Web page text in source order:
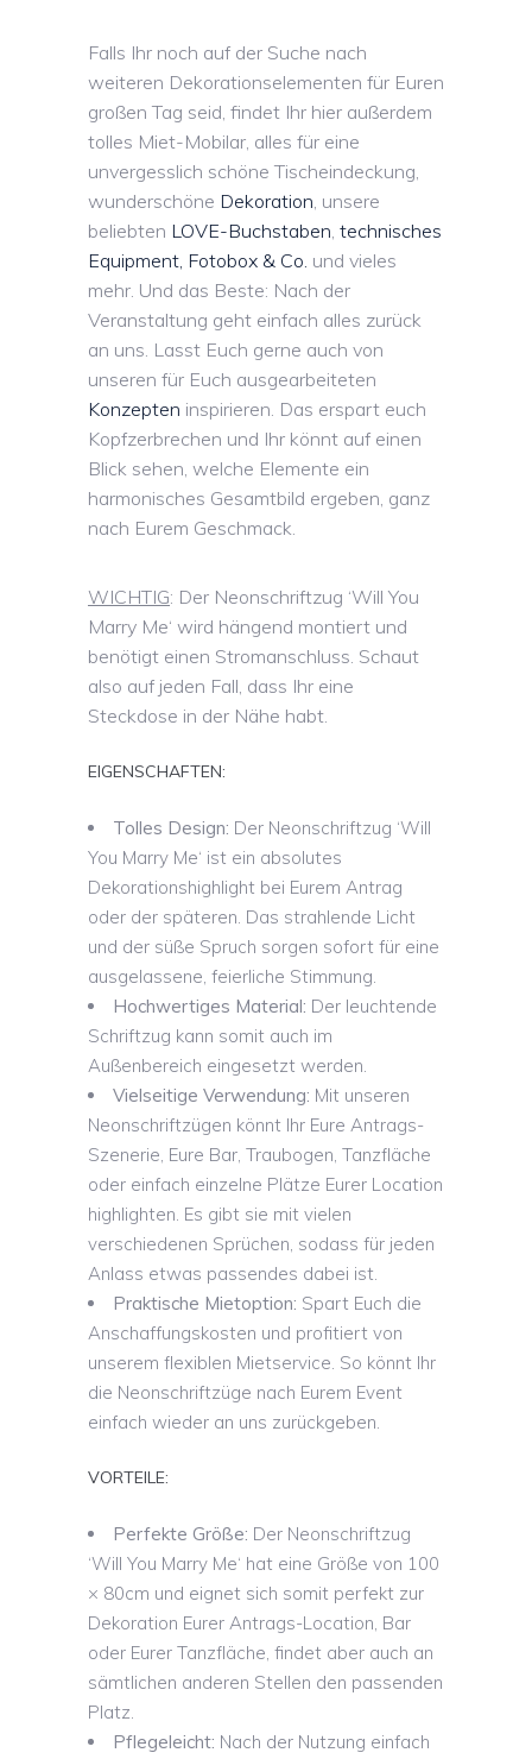
Falls Ihr noch auf der Suche nach
weiteren Dekorationselementen für Euren
großen Tag seid, findet Ihr hier außerdem
tolles Miet-Mobilar, alles für eine
unvergesslich schöne Tischeindeckung,
wunderschöne Dekoration, unsere
beliebten LOVE-Buchstaben, technisches
Equipment, Fotobox & Co. und vieles
mehr. Und das Beste: Nach der
Veranstaltung geht einfach alles zurück
an uns. Lasst Euch gerne auch von
unseren für Euch ausgearbeiteten
Konzepten inspirieren. Das erspart euch
Kopfzerbrechen und Ihr könnt auf einen
Blick sehen, welche Elemente ein
harmonisches Gesamtbild ergeben, ganz
nach Eurem Geschmack.
WICHTIG: Der Neonschriftzug ‘Will You
Marry Me‘ wird hängend montiert und
benötigt einen Stromanschluss. Schaut
also auf jeden Fall, dass Ihr eine
Steckdose in der Nähe habt.
EIGENSCHAFTEN:
Tolles Design: Der Neonschriftzug ‘Will
You Marry Me‘ ist ein absolutes
Dekorationshighlight bei Eurem Antrag
oder der späteren. Das strahlende Licht
und der süße Spruch sorgen sofort für eine
ausgelassene, feierliche Stimmung.
Hochwertiges Material: Der leuchtende
Schriftzug kann somit auch im
Außenbereich eingesetzt werden.
Vielseitige Verwendung: Mit unseren
Neonschriftzügen könnt Ihr Eure Antrags-
Szenerie, Eure Bar, Traubogen, Tanzfläche
oder einfach einzelne Plätze Eurer Location
highlighten. Es gibt sie mit vielen
verschiedenen Sprüchen, sodass für jeden
Anlass etwas passendes dabei ist.
Praktische Mietoption: Spart Euch die
Anschaffungskosten und profitiert von
unserem flexiblen Mietservice. So könnt Ihr
die Neonschriftzüge nach Eurem Event
einfach wieder an uns zurückgeben.
VORTEILE:
Perfekte Größe: Der Neonschriftzug
‘Will You Marry Me‘ hat eine Größe von 100
× 80cm und eignet sich somit perfekt zur
Dekoration Eurer Antrags-Location, Bar
oder Eurer Tanzfläche, findet aber auch an
sämtlichen anderen Stellen den passenden
Platz.
Pflegeleicht: Nach der Nutzung einfach